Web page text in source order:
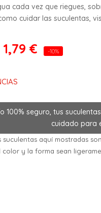
cada vez que riegues,
cuidar las suculentas,
1,79 € -10%
100% seguro, tus
cuidado para
suculentas aquí mostradas
color y la forma sean